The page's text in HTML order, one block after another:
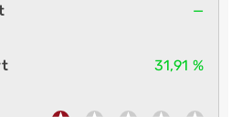
—
31,91 %